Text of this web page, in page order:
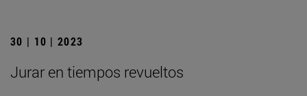
30 | 10 | 2023
Jurar en tiempos revueltos